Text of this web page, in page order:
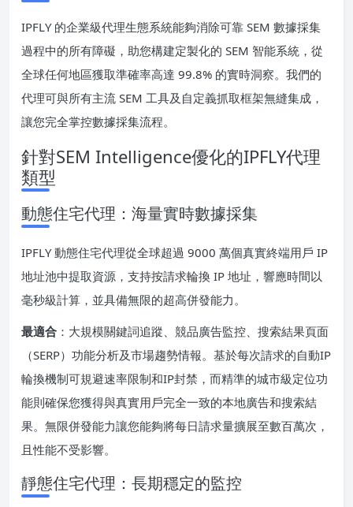
IPFLY 的企業級代理生態系統能夠消除可靠 SEM 數據採集
過程中的所有障礙，助您構建定製化的 SEM 智能系統，從
全球任何地區獲取準確率高達 99.8% 的實時洞察。我們的
代理可與所有主流 SEM 工具及自定義抓取框架無縫集成，
讓您完全掌控數據採集流程。
針對SEM Intelligence優化的IPFLY代理
類型
動態住宅代理：海量實時數據採集
IPFLY 動態住宅代理從全球超過 9000 萬個真實終端用戶 IP
地址池中提取資源，支持按請求輪換 IP 地址，響應時間以
毫秒級計算，並具備無限的超高併發能力。
最適合 ：大規模關鍵詞追蹤、競品廣告監控、搜索結果頁面
（SERP）功能分析及市場趨勢情報。基於每次請求的自動IP
輪換機制可規避速率限制和IP封禁，而精準的城市級定位功
能則確保您獲得與真實用戶完全一致的本地廣告和搜索結
果。無限併發能力讓您能夠將每日請求量擴展至數百萬次，
且性能不受影響。
靜態住宅代理：長期穩定的監控